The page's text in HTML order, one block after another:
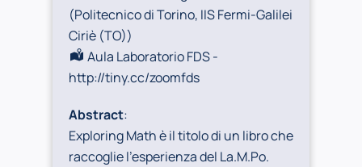
(Politecnico di Torino, IIS Fermi-Galilei
Ciriè (TO))
Aula Laboratorio FDS -
http://tiny.cc/zoomfds
Abstract:
Exploring Math è il titolo di un libro che
raccoglie l’esperienza del La.M.Po.